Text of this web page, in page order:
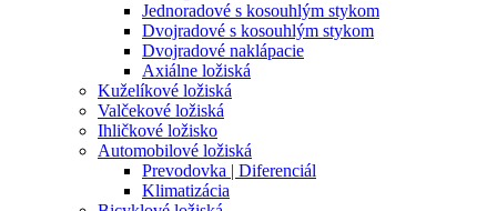
Jednoradové s kosouhlým stykom
Dvojradové s kosouhlým stykom
Dvojradové naklápacie
Axiálne ložiská
Kuželíkové ložiská
Valčekové ložiská
Ihličkové ložisko
Automobilové ložiská
Prevodovka | Diferenciál
Klimatizácia